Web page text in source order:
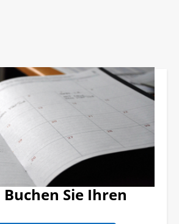
Buchen Sie Ihren